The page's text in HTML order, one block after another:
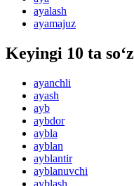
ayalash
ayamajuz
Keyingi 10 ta so‘z
ayanchli
ayash
ayb
aybdor
aybla
ayblan
ayblantir
ayblanuvchi
ayblash